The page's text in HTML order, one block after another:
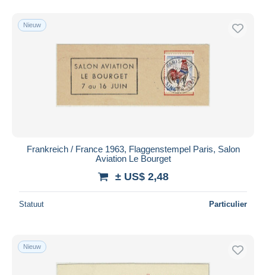
Nieuw
Frankreich / France 1963, Flaggenstempel Paris, Salon
Aviation Le Bourget
± US$ 2,48
Statuut Particulier
Nieuw